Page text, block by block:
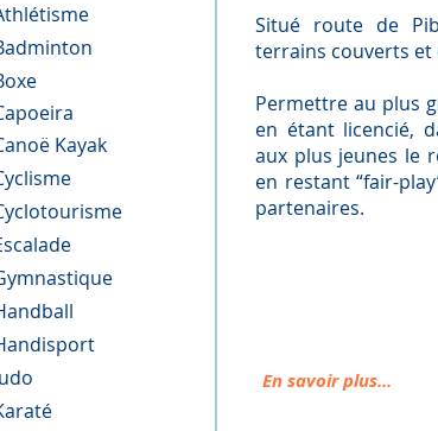
Situé route de
terrains couverts et
Permettre au plus
en étant licencié,
aux plus jeunes le
en restant “fair-
partenaires.
En savoir plus...
Kayak